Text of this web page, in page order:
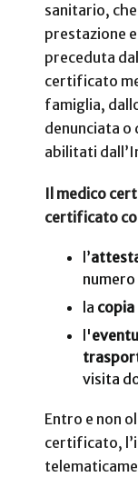
sanitario,
prestazione
preceduta
certificato
famiglia,
denunciata o
abilitati
Il medico
certificato
l’
la
l'
visita
Entro e non
certificato,